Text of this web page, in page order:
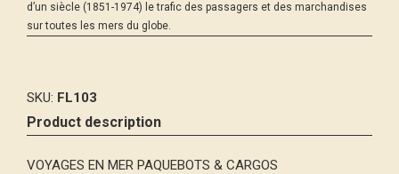
d’un siècle (1851-1974) le trafic des passagers et des marchandises
sur toutes les mers du globe.
SKU: FL103
Product description
VOYAGES EN MER PAQUEBOTS & CARGOS